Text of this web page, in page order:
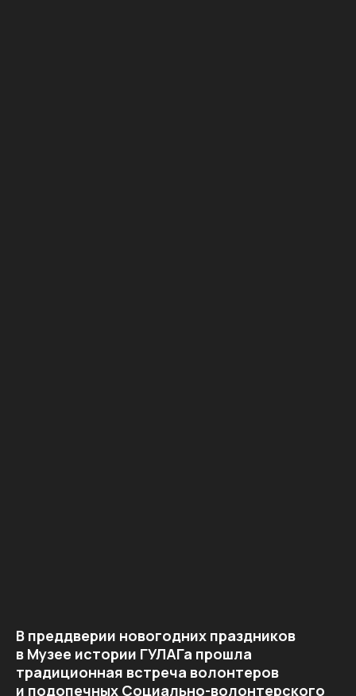
В преддверии новогодних праздников
в Музее истории ГУЛАГа прошла
традиционная встреча волонтеров
и подопечных Социально-волонтерского